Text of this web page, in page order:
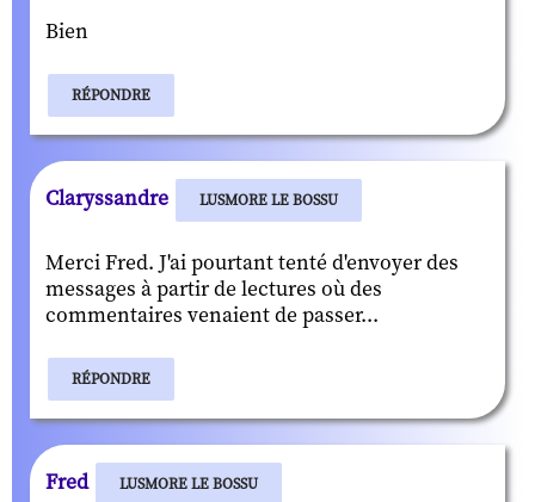
Bien
RÉPONDRE
Claryssandre LUSMORE LE BOSSU
Merci Fred. J'ai pourtant tenté d'envoyer des
messages à partir de lectures où des
commentaires venaient de passer...
RÉPONDRE
Fred LUSMORE LE BOSSU